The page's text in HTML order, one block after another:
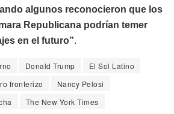
algunos reconocieron que los
Republicana podrían temer
en el futuro”.
Donald Trump
El Sol Latino
fronterizo
Nancy Pelosi
The New York Times